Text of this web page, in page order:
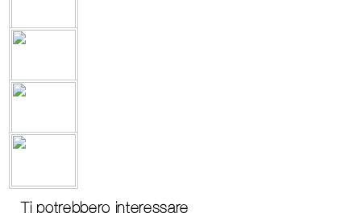
Ti potrebbero interessare